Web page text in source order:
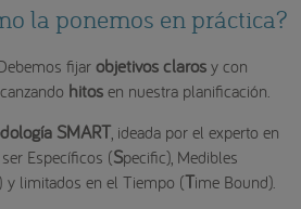
la ponemos en práctica?
fijarobjetivos clarosy con
hitos en nuestra planificación.
SMART , ideada por el experto en
Específicos (Specific), Medibles
y limitados en el Tiempo (Time Bound).